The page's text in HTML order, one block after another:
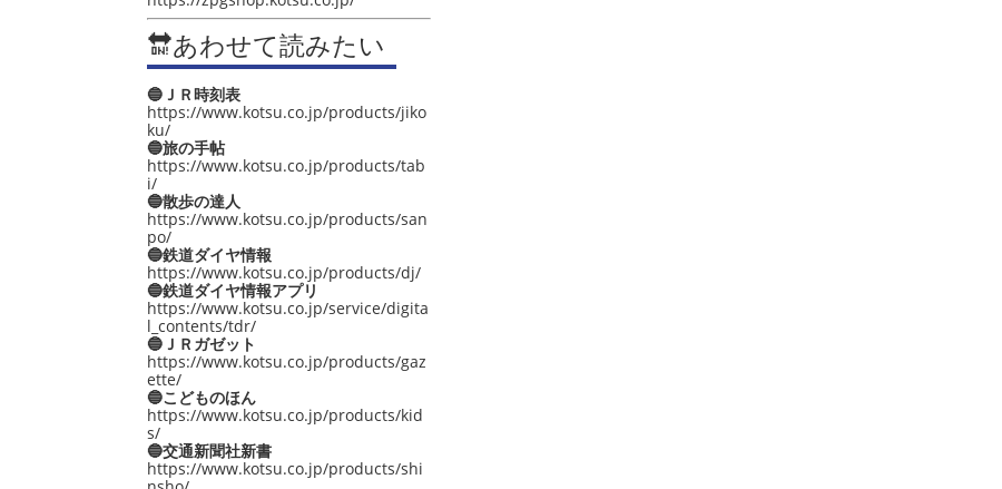
🔛あわせて読みたい
🔵ＪＲ時刻表
https://www.kotsu.co.jp/products/jiko
ku/
🔵旅の手帖
https://www.kotsu.co.jp/products/tab
i/
🔵散歩の達人
https://www.kotsu.co.jp/products/san
po/
🔵鉄道ダイヤ情報
https://www.kotsu.co.jp/products/dj/
🔵鉄道ダイヤ情報アプリ
https://www.kotsu.co.jp/service/digita
l_contents/tdr/
🔵ＪＲガゼット
https://www.kotsu.co.jp/products/gaz
ette/
🔵こどものほん
https://www.kotsu.co.jp/products/kid
s/
🔵交通新聞社新書
https://www.kotsu.co.jp/products/shi